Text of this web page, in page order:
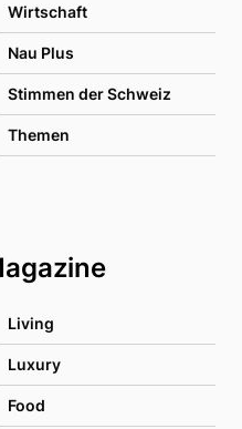
Wirtschaft
Nau Plus
Stimmen der Schweiz
Themen
Living
Luxury
Food